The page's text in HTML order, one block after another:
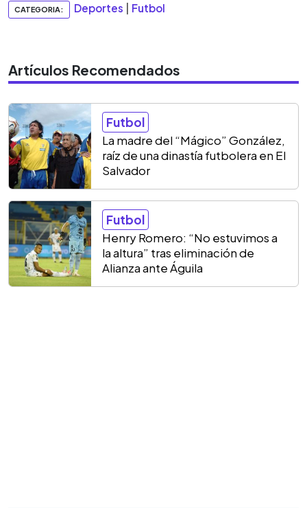
CATEGORIA: Deportes Futbol
Artículos Recomendados
Futbol
La madre del “Mágico” González,
raíz de una dinastía futbolera en El
Salvador
Futbol
Henry Romero: “No estuvimos a
la altura” tras eliminación de
Alianza ante Águila